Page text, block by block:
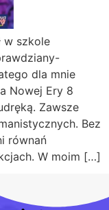
w szkole
dla mnie
Nowej Ery 8
Zawsze
Bez
równań
W moim […]